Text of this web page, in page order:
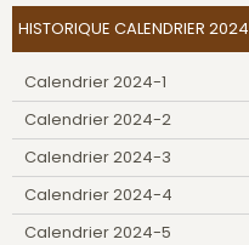
HISTORIQUE CALENDRIER 2024
Calendrier 2024-1
Calendrier 2024-2
Calendrier 2024-3
Calendrier 2024-4
Calendrier 2024-5